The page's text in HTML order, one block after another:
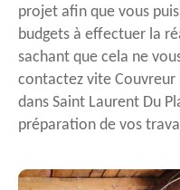
projet afin que vous
budgets à effectuer la
sachant que cela ne
contactez vite Couvreur
dans Saint Laurent Du
préparation de vos